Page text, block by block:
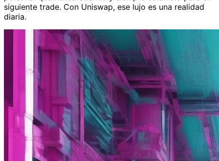
siguiente trade. Con Uniswap, ese lujo es una realidad
diaria.